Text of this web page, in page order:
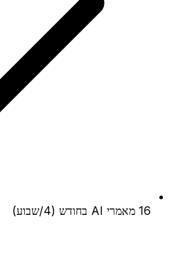
16 מאמרי AI בחודש (4/שבוע)